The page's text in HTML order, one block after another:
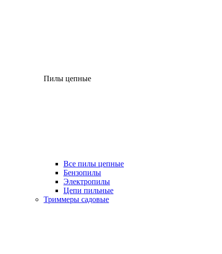
Пилы цепные
Все пилы цепные
Бензопилы
Электропилы
Цепи пильные
Триммеры садовые